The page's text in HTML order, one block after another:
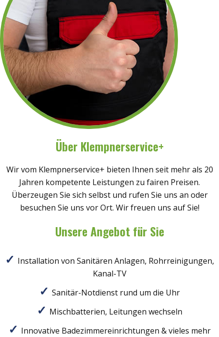
Über Klempnerservice+
Wir vom Klempnerservice+ bieten Ihnen seit mehr als 20
Jahren kompetente Leistungen zu fairen Preisen.
Überzeugen Sie sich selbst und rufen Sie uns an oder
besuchen Sie uns vor Ort. Wir freuen uns auf Sie!
Unsere Angebot für Sie
Installation von Sanitären Anlagen, Rohrreinigungen,
Kanal-TV
Sanitär-Notdienst rund um die Uhr
Mischbatterien, Leitungen wechseln
Innovative Badezimmereinrichtungen & vieles mehr